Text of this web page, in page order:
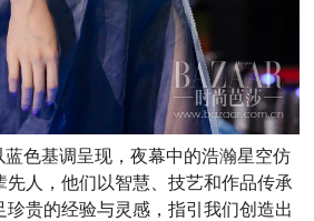
蓝色基调呈现，夜幕中的浩瀚星空仿
先人，他们以智慧、技艺和作品传承
珍贵的经验与灵感，指引我们创造出